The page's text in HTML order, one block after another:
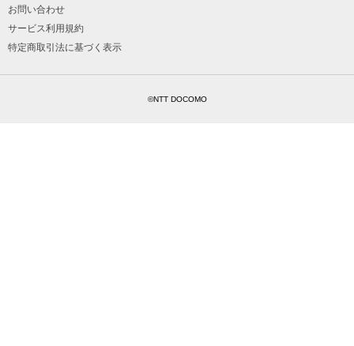
お問い合わせ
サービス利用規約
特定商取引法に基づく表示
©NTT DOCOMO